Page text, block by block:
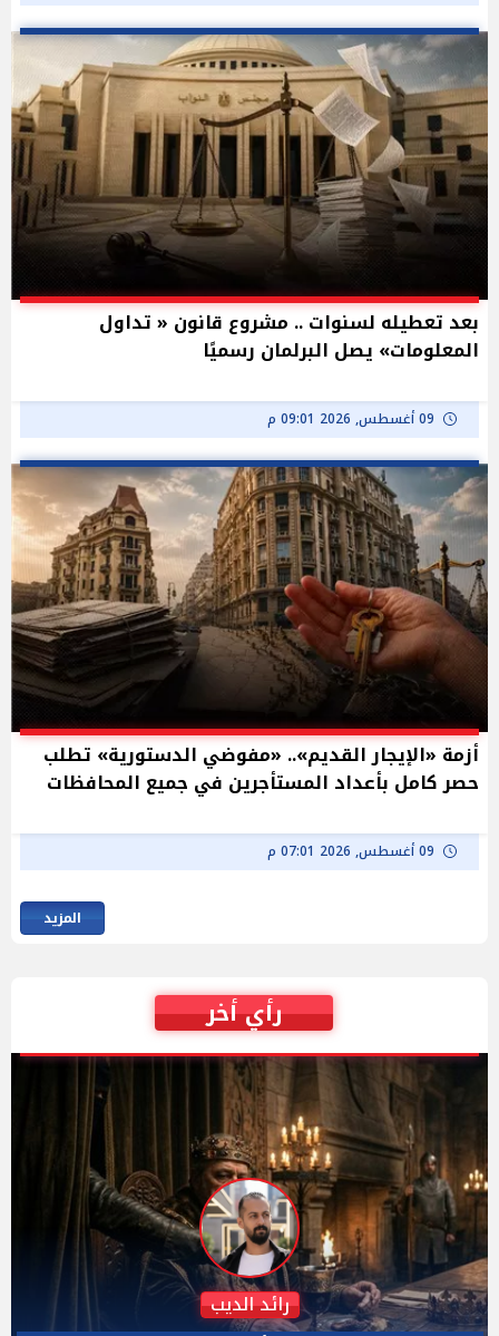
بعد تعطيله لسنوات .. مشروع قانون « تداول
المعلومات» يصل البرلمان رسميًا
09 أغسطس, 2026 09:01 م
أزمة «الإيجار القديم».. «مفوضي الدستورية» تطلب
حصر كامل بأعداد المستأجرين في جميع المحافظات
09 أغسطس, 2026 07:01 م
المزيد
رأي أخر
نيهال السيسي